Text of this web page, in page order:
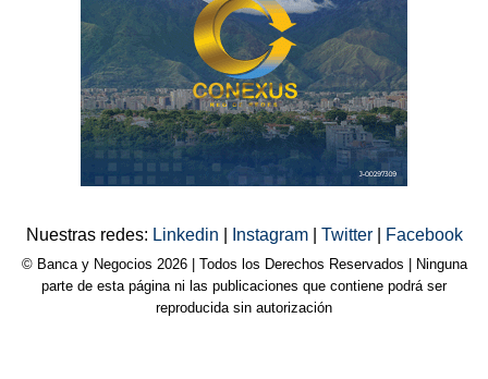
Nuestras redes: Linkedin Instagram Twitter Facebook
© Banca y Negocios 2026 | Todos los Derechos Reservados | Ninguna
parte de esta página ni las publicaciones que contiene podrá ser
reproducida sin autorización